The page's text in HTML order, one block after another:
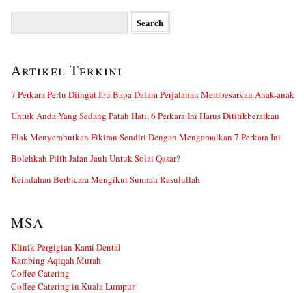
Artikel Terkini
7 Perkara Perlu Diingat Ibu Bapa Dalam Perjalanan Membesarkan Anak-anak
Untuk Anda Yang Sedang Patah Hati, 6 Perkara Ini Harus Dititikberatkan
Elak Menyerabutkan Fikiran Sendiri Dengan Mengamalkan 7 Perkara Ini
Bolehkah Pilih Jalan Jauh Untuk Solat Qasar?
Keindahan Berbicara Mengikut Sunnah Rasulullah
MSA
Klinik Pergigian Kami Dental
Kambing Aqiqah Murah
Coffee Catering
Coffee Catering in Kuala Lumpur